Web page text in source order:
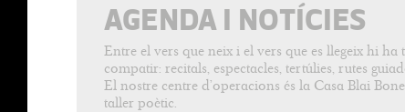
AGENDA I NOTÍCIES
Entre el vers que neix i el vers que es llegeix hi
compatir: recitals, espectacles, tertúlies, rutes
El nostre centre d’operacions és la Casa Blai
taller poètic.